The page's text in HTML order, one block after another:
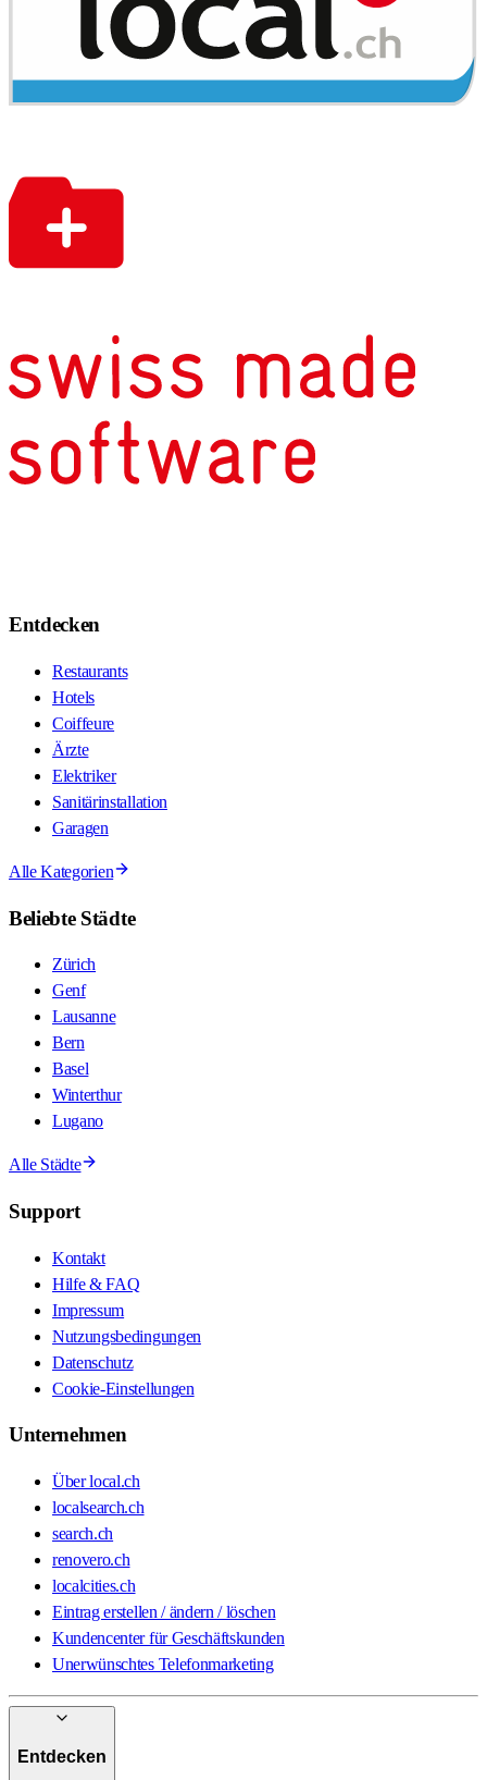
Entdecken
Restaurants
Hotels
Coiffeure
Ärzte
Elektriker
Sanitärinstallation
Garagen
Alle Kategorien
Beliebte Städte
Zürich
Genf
Lausanne
Bern
Basel
Winterthur
Lugano
Alle Städte
Support
Kontakt
Hilfe & FAQ
Impressum
Nutzungsbedingungen
Datenschutz
Cookie-Einstellungen
Unternehmen
Über local.ch
localsearch.ch
search.ch
renovero.ch
localcities.ch
Eintrag erstellen / ändern / löschen
Kundencenter für Geschäftskunden
Unerwünschtes Telefonmarketing
Entdecken